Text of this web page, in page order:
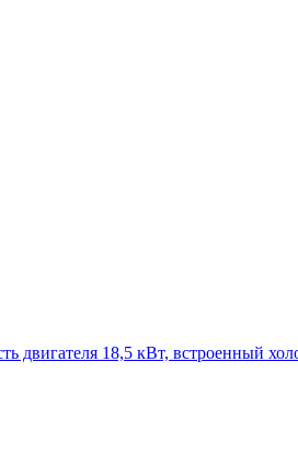
двигателя 18,5 кВт, встроенный